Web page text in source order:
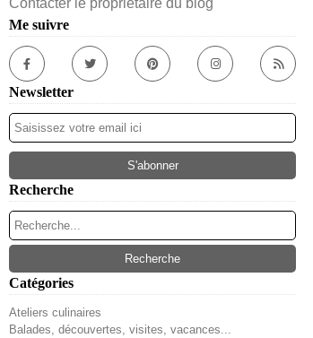
Contacter le propriétaire du blog
Me suivre
Newsletter
Recherche
Catégories
Ateliers culinaires
Balades, découvertes, visites, vacances...